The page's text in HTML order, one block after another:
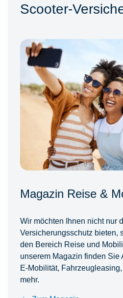
Scooter-
Magazin Reise &
Wir möchten Ihnen nicht nur
Versicherungsschutz bieten,
den Bereich Reise und
unserem Magazin finden Sie
E-Mobilität,
mehr.